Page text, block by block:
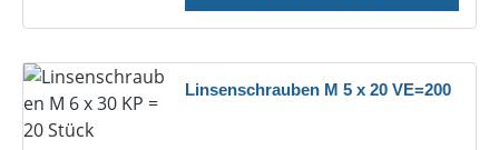
Linsenschrauben M 5 x 20 VE=200